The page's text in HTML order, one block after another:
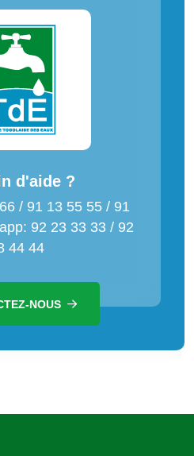
d'aide ?
/ 91 13 55 55 / 91
92 23 33 33 / 92
44 44
NOUS